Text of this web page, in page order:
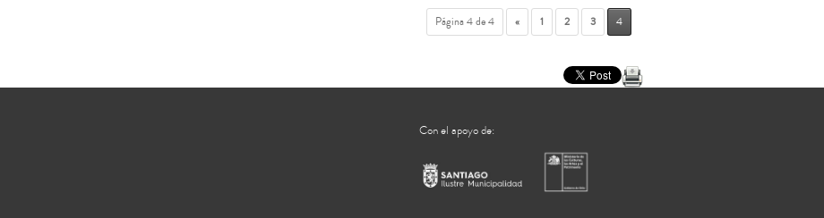
Página 4 de 4 « 1 2 3 4
Con el apoyo de: